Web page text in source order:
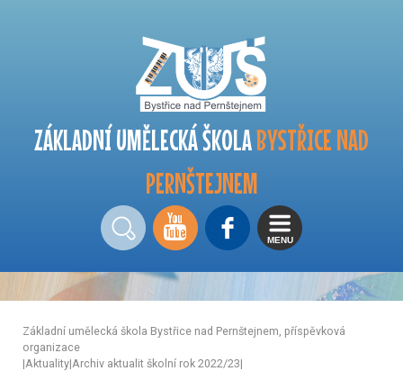
ZÁKLADNÍ UMĚLECKÁ ŠKOLABYSTŘICE NAD
PERNŠTEJNEM
MENU
Základní umělecká škola Bystřice nad Pernštejnem, příspěvková
organizace
|Aktuality|Archiv aktualit školní rok 2022/23|